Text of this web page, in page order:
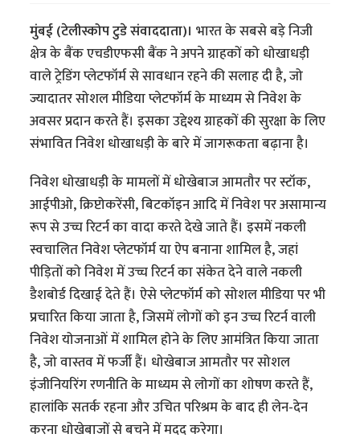
मुंबई (टेलीस्कोप टुडे संवाददाता)।भारत के सबसे बड़े निजी
क्षेत्र के बैंक एचडीएफसी बैंक ने अपने ग्राहकों को धोखाधड़ी
वाले ट्रेडिंग प्लेटफॉर्म से सावधान रहने की सलाह दी है, जो
ज्यादातर सोशल मीडिया प्लेटफॉर्म के माध्यम से निवेश के
अवसर प्रदान करते हैं। इसका उद्देश्य ग्राहकों की सुरक्षा के लिए
संभावित निवेश धोखाधड़ी के बारे में जागरूकता बढ़ाना है।
निवेश धोखाधड़ी के मामलों में धोखेबाज आमतौर पर स्टॉक,
आईपीओ, क्रिप्टोकरेंसी, बिटकॉइन आदि में निवेश पर असामान्य
रूप से उच्च रिटर्न का वादा करते देखे जाते हैं। इसमें नकली
स्वचालित निवेश प्लेटफॉर्म या ऐप बनाना शामिल है, जहां
पीड़ितों को निवेश में उच्च रिटर्न का संकेत देने वाले नकली
डैशबोर्ड दिखाई देते हैं। ऐसे प्लेटफॉर्म को सोशल मीडिया पर भी
प्रचारित किया जाता है, जिसमें लोगों को इन उच्च रिटर्न वाली
निवेश योजनाओं में शामिल होने के लिए आमंत्रित किया जाता
है, जो वास्तव में फर्जी हैं। धोखेबाज आमतौर पर सोशल
इंजीनियरिंग रणनीति के माध्यम से लोगों का शोषण करते हैं,
हालांकि सतर्क रहना और उचित परिश्रम के बाद ही लेन-देन
करना धोखेबाजों से बचने में मदद करेगा।